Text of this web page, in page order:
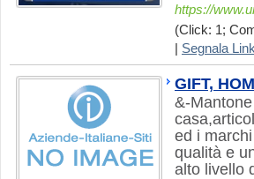
https://
(Click: 1;
Segnala
GIFT,
&-
ed i
qualità e
alto livello